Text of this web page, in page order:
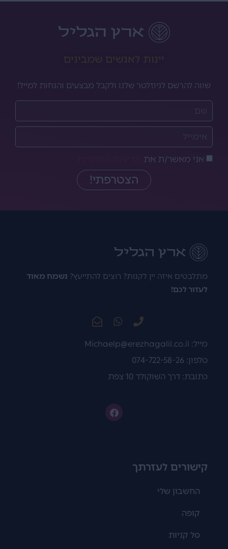
יינות לאנשים שמבינים
שווה להרשם לניוזלטר שלנו ולקבל מבצעים והנחות למייל!
אני מאשר/ת את
הצטרפתי!
מתלבטים איזה יין לקנות? רוצים להתייעץ? נשמח מאוד
לעזור לכם!
מייל: Michaelp@erezhagalil.co.il
טלפון: 074-722-58-26
כתובת: דרך השוקולד 10 צפת
קישורים לעזרתך
החשבון שלי
קופה
סל קניות